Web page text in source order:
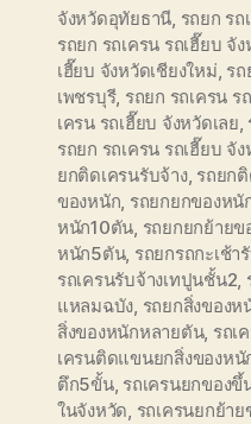
จังหวัดอุทัยธานี, รถยก ร
รถยก รถเครน รถเฮี๊ยบ จัง
เฮี๊ยบ จังหวัดเชียงใหม่, รถ
เพชรบุรี, รถยก รถเครน
เครน รถเฮี๊ยบ จังหวัดเลย,
รถยก รถเครน รถเฮี๊ยบ จั
ยกติดเครนรับจ้าง, รถยก
ของหนัก, รถยกยกของหนั
หนัก10ตัน, รถยกยกย้าย
หนัก5ตัน, รถยกรถกะเช้า
รถเครนรับจ้างเทปูนชั้น2,
แหลมฉบัง, รถยกสิ่งของห
สิ่งของหนักหลายตัน, รถเ
เครนติดแขนยกสิ่งของห
ตึก5ขั้น, รถเครนยกของ
ในจังหวัด, รถเครนยกย้า